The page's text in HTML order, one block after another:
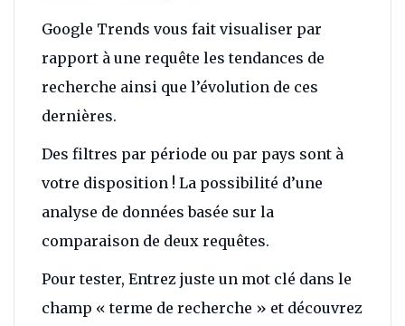
Google Trends vous fait visualiser par
rapport à une requête les tendances de
recherche ainsi que l’évolution de ces
dernières.
Des filtres par période ou par pays sont à
votre disposition ! La possibilité d’une
analyse de données basée sur la
comparaison de deux requêtes.
Pour tester, Entrez juste un mot clé dans le
champ « terme de recherche » et découvrez